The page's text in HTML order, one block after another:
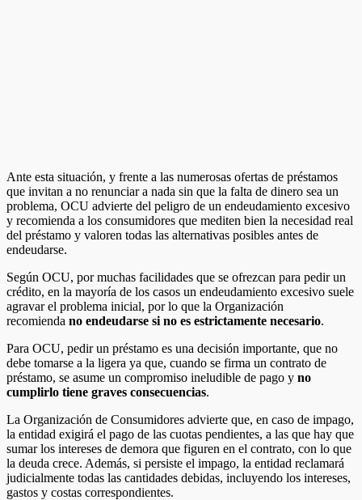
Ante esta situación, y frente a las numerosas ofertas de préstamos
que invitan a no renunciar a nada sin que la falta de dinero sea un
problema, OCU advierte del peligro de un endeudamiento excesivo
y recomienda a los consumidores que mediten bien la necesidad real
del préstamo y valoren todas las alternativas posibles antes de
endeudarse.
Según OCU, por muchas facilidades que se ofrezcan para pedir un
crédito, en la mayoría de los casos un endeudamiento excesivo suele
agravar el problema inicial, por lo que la Organización
recomienda no endeudarse si no es estrictamente necesario.
Para OCU, pedir un préstamo es una decisión importante, que no
debe tomarse a la ligera ya que, cuando se firma un contrato de
préstamo, se asume un compromiso ineludible de pago y no
cumplirlo tiene graves consecuencias.
La Organización de Consumidores advierte que, en caso de impago,
la entidad exigirá el pago de las cuotas pendientes, a las que hay que
sumar los intereses de demora que figuren en el contrato, con lo que
la deuda crece. Además, si persiste el impago, la entidad reclamará
judicialmente todas las cantidades debidas, incluyendo los intereses,
gastos y costas correspondientes.